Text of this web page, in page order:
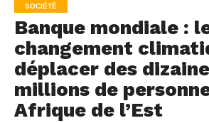
SOCIÉTÉ
Banque mondiale :
changement
déplacer des
millions de
Afrique de l’Est